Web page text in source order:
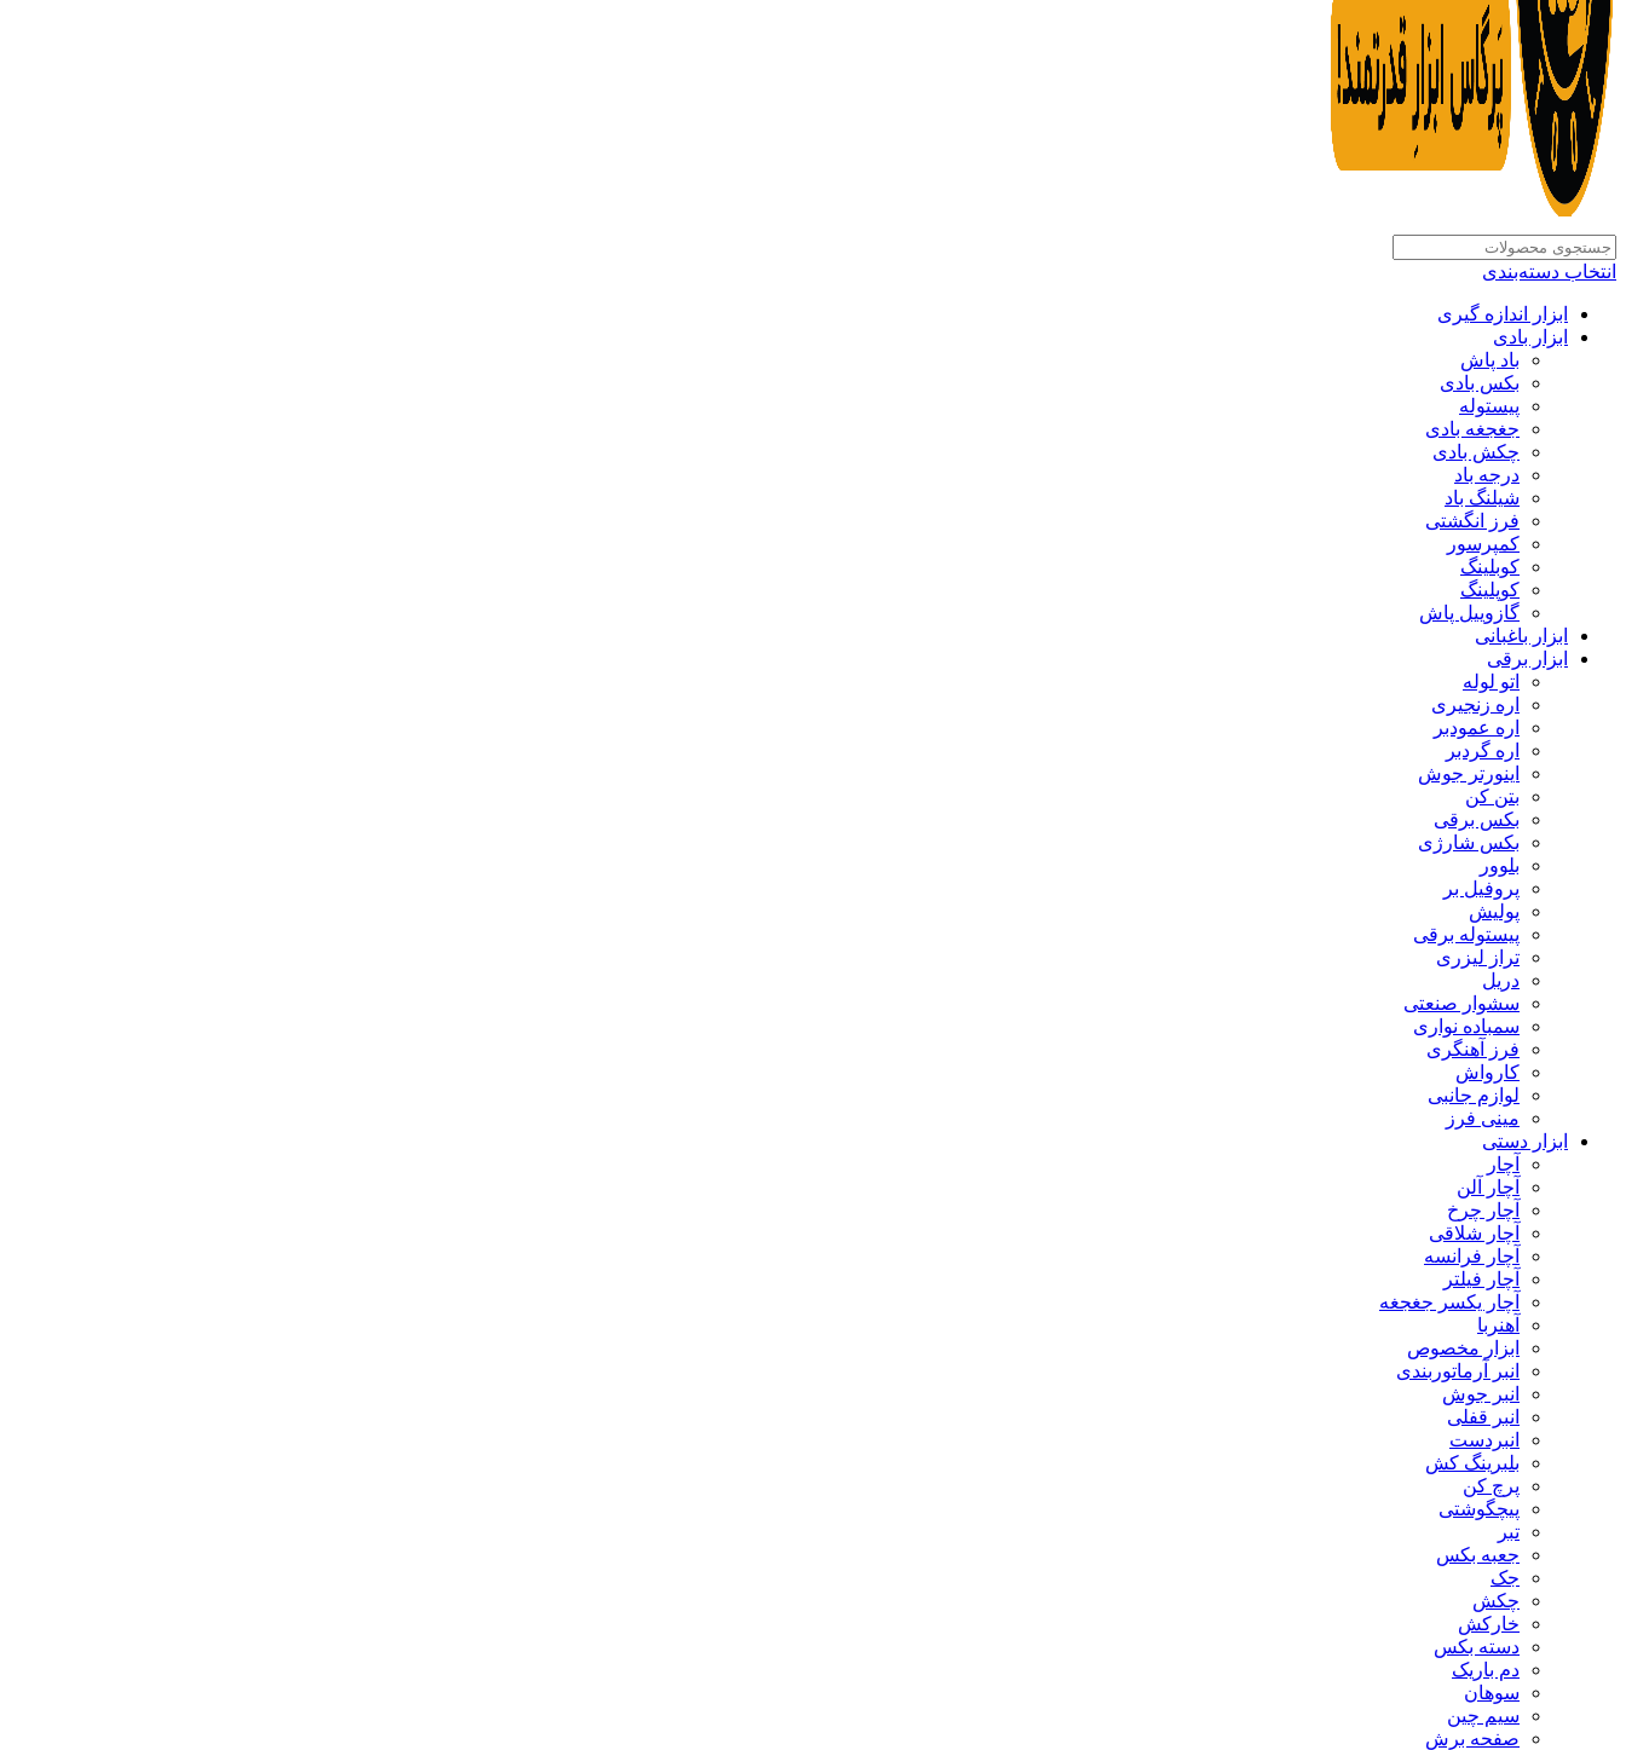
انتخاب دسته‌بندی
ابزار اندازه گیری
ابزار بادی
باد پاش
بکس بادی
پیستوله
جغجغه بادی
چکش بادی
درجه باد
شیلنگ باد
فرز انگشتی
کمپرسور
کوبلینگ
کوپلینگ
گازوییل پاش
ابزار باغبانی
ابزار برقی
اتو لوله
اره زنجیری
اره عمودبر
اره گردبر
اینورتر جوش
بتن کن
بکس برقی
بکس شارژی
بلوور
پروفیل بر
پولیش
پیستوله برقی
تراز لیزری
دریل
سشوار صنعتی
سمباده نواری
فرز آهنگری
کارواش
لوازم جانبی
مینی فرز
ابزار دستی
آچار
آچار آلن
آچار چرخ
آچار شلاقی
آچار فرانسه
آچار فیلتر
آچار یکسر جغجغه
آهنربا
ابزار مخصوص
انبر آرماتوربندی
انبر جوش
انبر قفلی
انبردست
بلبرینگ کش
پرچ کن
پیچگوشتی
تبر
جعبه بکس
جک
چکش
خارکش
دسته بکس
دم باریک
سوهان
سیم چین
صفحه برش